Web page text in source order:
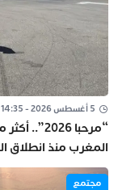
5 أغسطس 2026 - 14:35
المغرب منذ انطلاق
مجتمع